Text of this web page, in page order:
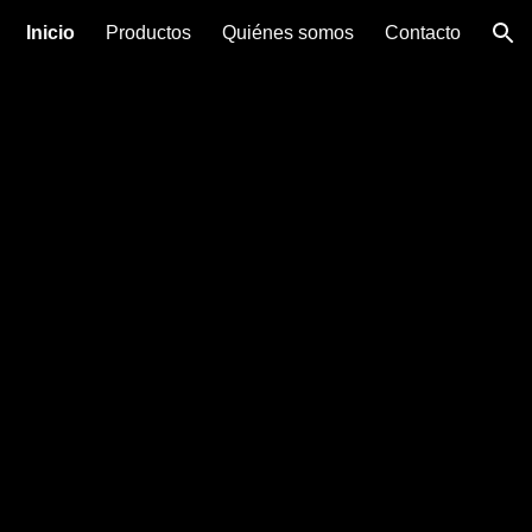
Inicio Productos Quiénes somos Contacto